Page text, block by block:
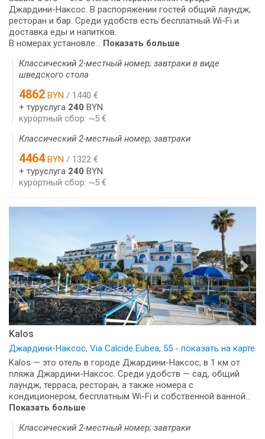
Джардини-Наксос. В распоряжении гостей общий лаундж,
ресторан и бар. Среди удобств есть бесплатный Wi-Fi и
доставка еды и напитков.
В номерах установле... Показать больше
Классический 2-местный номер; завтраки в виде
шведского стола
4862 BYN / 1440 €
+ туруслуга 240 BYN
курортный сбор: ~5 €
Классический 2-местный номер; завтраки
4464BYN / 1322 €
+ туруслуга 240 BYN
курортный сбор: ~5 €
Kalos
Джардини-Наксос, Via Calcide Eubea, 55 - показать на карте
Kalos — это отель в городе Джардини-Наксос, в 1 км от
пляжа Джардини-Наксос. Среди удобств — сад, общий
лаундж, терраса, ресторан, а также номера с
кондиционером, бесплатным Wi-Fi и собственной ванной...
Показать больше
Классический 2-местный номер; завтраки